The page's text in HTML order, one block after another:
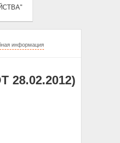
информация